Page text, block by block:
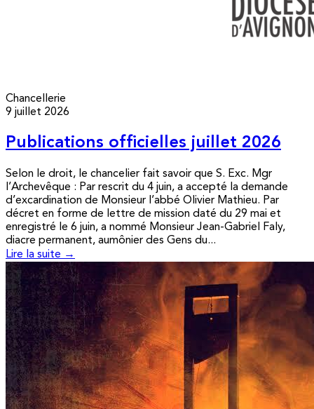
Chancellerie
9 juillet 2026
Publications officielles juillet 2026
Selon le droit, le chancelier fait savoir que S. Exc. Mgr
l’Archevêque : Par rescrit du 4 juin, a accepté la demande
d’excardination de Monsieur l’abbé Olivier Mathieu. Par
décret en forme de lettre de mission daté du 29 mai et
enregistré le 6 juin, a nommé Monsieur Jean-Gabriel Faly,
diacre permanent, aumônier des Gens du...
Lire la suite →